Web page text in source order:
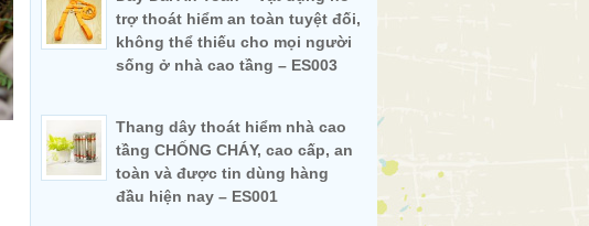
trợ thoát hiểm an toàn tuyệt đối,
không thể thiếu cho mọi người
sống ở nhà cao tầng – ES003
Thang dây thoát hiểm nhà cao
tầng CHỐNG CHÁY, cao cấp, an
toàn và được tin dùng hàng
đầu hiện nay – ES001